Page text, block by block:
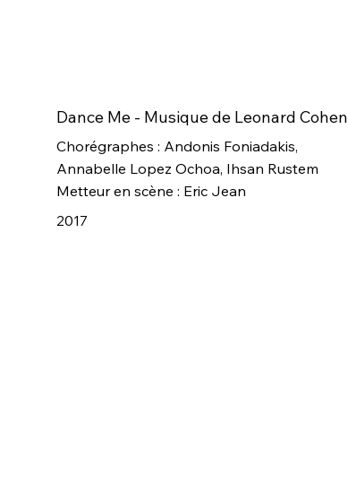
Dance Me - Musique de Leonard Cohen
Chorégraphes : Andonis Foniadakis,
Annabelle Lopez Ochoa, Ihsan Rustem
Metteur en scène : Eric Jean
2017